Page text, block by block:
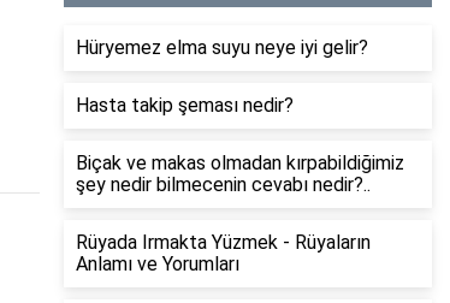
Hüryemez elma suyu neye iyi gelir?
Hasta takip şeması nedir?
Biçak ve makas olmadan kırpabildiğimiz
şey nedir bilmecenin cevabı nedir?..
Rüyada Irmakta Yüzmek - Rüyaların
Anlamı ve Yorumları